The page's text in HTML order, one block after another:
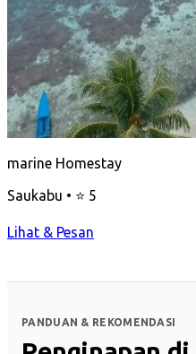
marine Homestay
Saukabu • ⭐ 5
Lihat & Pesan
PANDUAN & REKOMENDASI